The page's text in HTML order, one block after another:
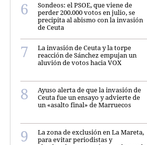
Sondeos: el PSOE, que viene de
perder 200.000 votos en julio, se
precipita al abismo con la invasión
de Ceuta
La invasión de Ceuta y la torpe
reacción de Sánchez empujan un
aluvión de votos hacia VOX
Ayuso alerta de que la invasión de
Ceuta fue un ensayo y advierte de
un «asalto final» de Marruecos
La zona de exclusión en La Mareta,
para evitar periodistas y